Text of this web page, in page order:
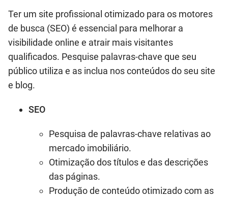
Ter um site profissional otimizado para os motores
de busca (SEO) é essencial para melhorar a
visibilidade online e atrair mais visitantes
qualificados. Pesquise palavras-chave que seu
público utiliza e as inclua nos conteúdos do seu site
e blog.
SEO
Pesquisa de palavras-chave relativas ao
mercado imobiliário.
Otimização dos títulos e das descrições
das páginas.
Produção de conteúdo otimizado com as